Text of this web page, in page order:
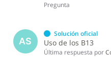
Pregunta
AS
Solución oficial
Uso de los B13
Última respuesta por